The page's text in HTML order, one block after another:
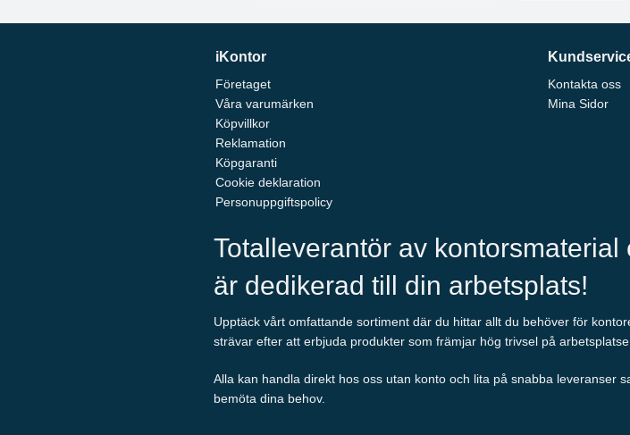
iKontor
Företaget
Våra varumärken
Köpvillkor
Reklamation
Köpgaranti
Cookie deklaration
Personuppgiftspolicy
Kontakta oss
Mina Sidor
Totalleverantör av
är dedikerad till din arbetsplats!
Upptäck vårt omfattande sortiment där du hittar allt du behöver för
strävar efter att erbjuda produkter som främjar hög trivsel på
Alla kan handla direkt hos oss utan konto och lita på snabba leveranser
bemöta dina behov.